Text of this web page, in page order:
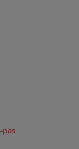
pas